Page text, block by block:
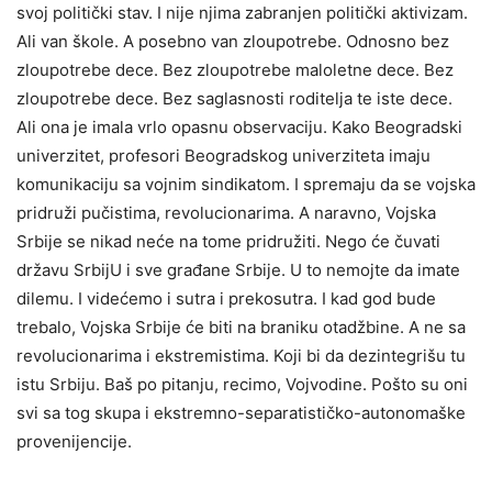
svoj politički stav. I nije njima zabranjen politički aktivizam.
Ali van škole. A posebno van zloupotrebe. Odnosno bez
zloupotrebe dece. Bez zloupotrebe maloletne dece. Bez
zloupotrebe dece. Bez saglasnosti roditelja te iste dece.
Ali ona je imala vrlo opasnu observaciju. Kako Beogradski
univerzitet, profesori Beogradskog univerziteta imaju
komunikaciju sa vojnim sindikatom. I spremaju da se vojska
pridruži pučistima, revolucionarima. A naravno, Vojska
Srbije se nikad neće na tome pridružiti. Nego će čuvati
državu SrbijU i sve građane Srbije. U to nemojte da imate
dilemu. I videćemo i sutra i prekosutra. I kad god bude
trebalo, Vojska Srbije će biti na braniku otadžbine. A ne sa
revolucionarima i ekstremistima. Koji bi da dezintegrišu tu
istu Srbiju. Baš po pitanju, recimo, Vojvodine. Pošto su oni
svi sa tog skupa i ekstremno-separatističko-autonomaške
provenijencije.